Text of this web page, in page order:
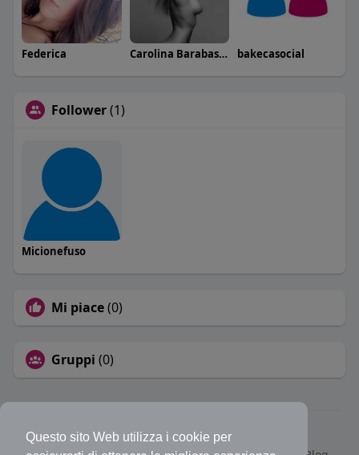
Questo sito Web utilizza i cookie per
Federica Carolina Barabaschi bakecasocial
Follower(1)
Micionefuso
Mi piace(0)
Gruppi (0)
© 2026 Bakeca Social